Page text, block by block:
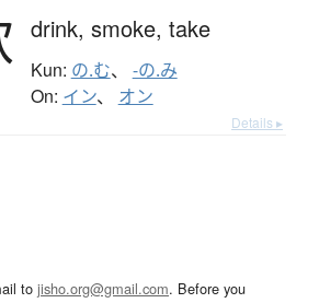
drink, smoke, take
Kun: の.む、 -の.み
On: イン、 オン
Details ▸
to jisho.org@gmail.com. Before you